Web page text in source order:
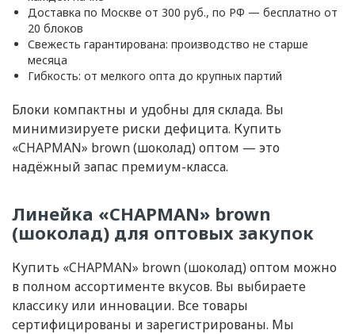
Доставка по Москве от 300 руб., по РФ — бесплатно от
20 блоков
Свежесть гарантирована: производство не старше
месяца
Гибкость: от мелкого опта до крупных партий
Блоки компактны и удобны для склада. Вы
минимизируете риски дефицита. Купить
«CHAPMAN» brown (шоколад) оптом — это
надёжный запас премиум-класса.
Линейка «CHAPMAN» brown
(шоколад) для оптовых закупок
Купить «CHAPMAN» brown (шоколад) оптом можно
в полном ассортименте вкусов. Вы выбираете
классику или инновации. Все товары
сертифицированы и зарегистрированы. Мы